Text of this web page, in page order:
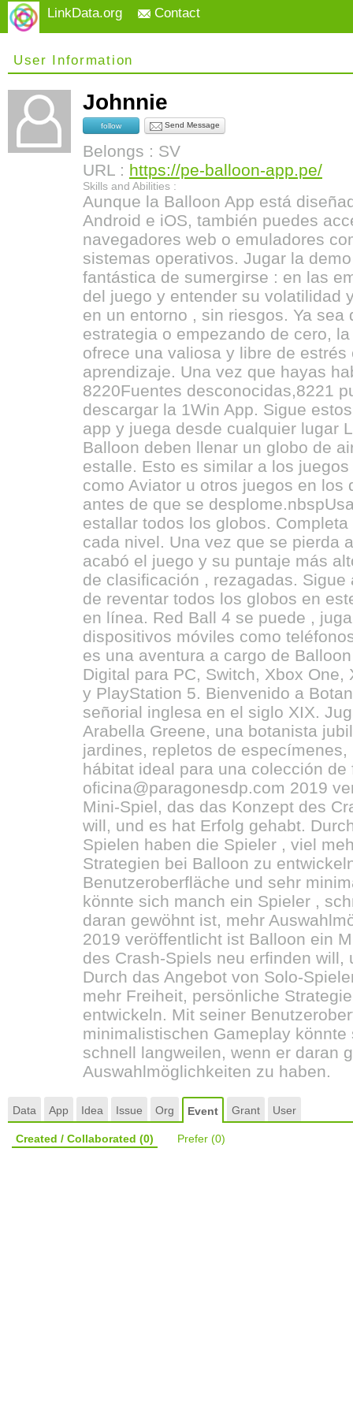
LinkData.org Contact
User Information
Johnnie
follow Send Message
Belongs : SV
URL : https://pe-balloon-app.pe/
Skills and Abilities :
Aunque la Balloon App está
Android e iOS, también puedes
navegadores web o emuladores
sistemas operativos. Jugar la
fantástica de sumergirse : en las
del juego y entender su volatilidad
en un entorno , sin riesgos. Ya sea
estrategia o empezando de cero,
ofrece una valiosa y libre de estrés
aprendizaje. Una vez que hayas
8220Fuentes desconocidas,8221
descargar la 1Win App. Sigue
app y juega desde cualquier lugar
Balloon deben llenar un globo de
estalle. Esto es similar a los
como Aviator u otros juegos en los
antes de que se
estallar todos los globos.
cada nivel. Una vez que se pierda
acabó el juego y su puntaje más
de clasificación , rezagadas.
de reventar todos los globos en
en línea. Red Ball 4 se puede ,
dispositivos móviles como
es una aventura a cargo de
Digital para PC, Switch, Xbox
y PlayStation 5. Bienvenido a
señorial inglesa en el siglo XIX.
Arabella Greene, una botanista
jardines, repletos de
hábitat ideal para una colección
oficina@paragonesdp.com 2019
Mini-Spiel, das das Konzept des
will, und es hat Erfolg gehabt.
Spielen haben die Spieler , viel
Strategien bei Balloon zu
Benutzeroberfläche und sehr
könnte sich manch ein Spieler ,
daran gewöhnt ist, mehr
2019 veröffentlicht ist Balloon ein
des Crash-Spiels neu erfinden will,
Durch das Angebot von Solo-
mehr Freiheit, persönliche
entwickeln. Mit seiner
minimalistischen Gameplay
schnell langweilen, wenn er daran
Auswahlmöglichkeiten zu haben.
Data App Idea Issue Org Event Grant User
Created / Collaborated (0) Prefer (0)